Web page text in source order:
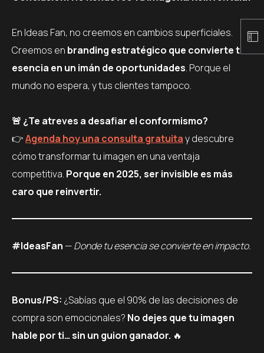
En Ideas Fan, no creemos en cambios superficiales.
Creemos en branding estratégico que convierte tu
esencia en un imán de oportunidades. Porque el
mundo no espera, y tus clientes tampoco.
🚨 ¿Te atreves a desafiar el conformismo?
👉Agenda hoy una consulta gratuitay descubre
cómo transformar tu imagen en una ventaja
competitiva. Porque en 2025, ser invisible es más
caro que reinvertir.
#IdeasFan —Donde tu esencia se convierte en impacto.
Bonus/PS: ¿Sabías que el 90% de las decisiones de
compra son emocionales? No dejes que tu imagen
hable por ti… sin un guion ganador. 🔥